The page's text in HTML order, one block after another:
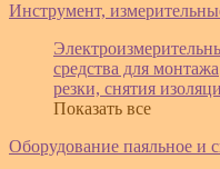
Инструмент,
средства для монтажа
резки, снятия
Показать все
Оборудование паяльное и